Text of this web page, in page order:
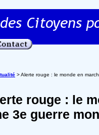
> Alerte rouge : le monde en
rouge : le
3e guerre